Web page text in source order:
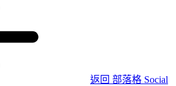
返回 部落格 Social